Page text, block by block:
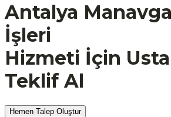
Antalya
İşleri
Hizmeti İçin
Teklif Al
Hemen Talep Oluştur